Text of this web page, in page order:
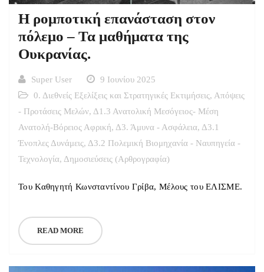
Η ρομποτική επανάσταση στον
πόλεμο – Τα μαθήματα της
Ουκρανίας.
Super User
9 Ιουνίου 2025
0. Διεθνείς Εξελίξεις και Στρατηγικές Εκτιμήσεις, Απόψεις
- Προτάσεις Μελών, Δ1.3 Ανατολική Μεσόγειος- Μέση
Ανατολή-Βόρειος Αφρική, Δ3. Άμυνα - Ασφάλεια, Δ3.1
Ένοπλες Δυνάμεις, Δ3.2 Πολεμική Βιομηχανία - Ναυπηγεία -
Τεχνολογία, Δημοσιεύσεις (Αρθρογραφία)
Του Καθηγητή Κωνσταντίνου Γρίβα, Μέλους του ΕΛΙΣΜΕ.
READ MORE